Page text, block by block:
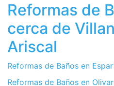
Reformas de
cerca de
Ariscal
Reformas de
Reformas de Baños